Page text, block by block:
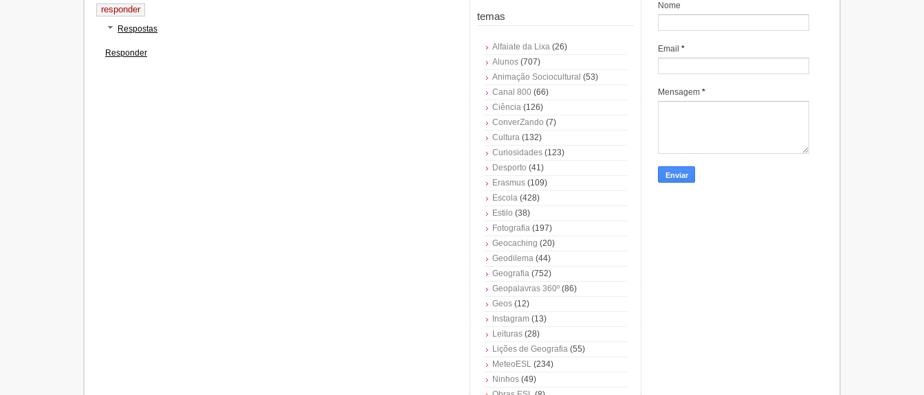
responder
Respostas
Responder
temas
Alfaiate da Lixa (26)
Alunos (707)
Animação Sociocultural (53)
Canal 800 (66)
Ciência (126)
ConverZando (7)
Cultura (132)
Curiosidades (123)
Desporto (41)
Erasmus (109)
Escola (428)
Estilo (38)
Fotografia (197)
Geocaching (20)
Geodilema (44)
Geografia (752)
Geopalavras 360º (86)
Geos (12)
Instagram (13)
Leituras (28)
Lições de Geografia (55)
MeteoESL (234)
Ninhos (49)
Nome
Email *
Mensagem *